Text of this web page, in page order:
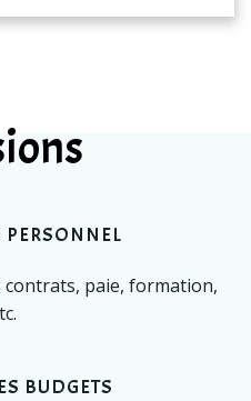
contrats, paie, formation,
BUDGETS